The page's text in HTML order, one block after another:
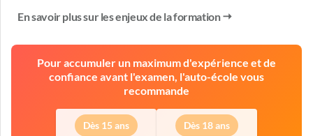
En savoir plus sur les enjeux de la formation
Pour accumuler un maximum d'expérience et de
confiance avant l'examen, l'auto-école vous
recommande
Dès 15 ans Dès 18 ans